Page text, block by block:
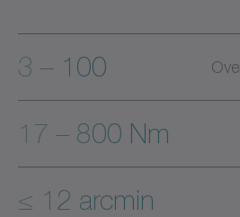
3 – 100
17 – 800 Nm
≤ 12 arcmin